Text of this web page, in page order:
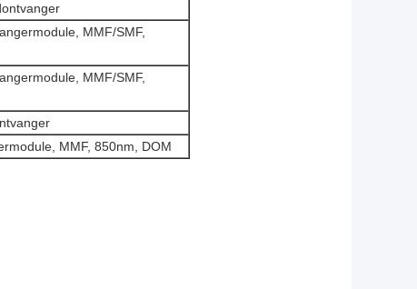
MMF/SMF,
MMF/SMF,
MMF, 850nm, DOM